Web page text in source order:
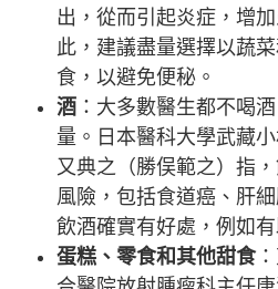
出，從而引起炎症，增
此，建議盡量選擇以蔬
食，以避免便秘。
酒 ：大多數醫生都不喝
量。日本醫科大學武藏
又典之（勝俣範之）指
風險，包括食道癌、肝
飲酒確實有好處，例如有
蛋糕、零食和其他甜食